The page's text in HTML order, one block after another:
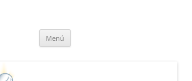
Menú